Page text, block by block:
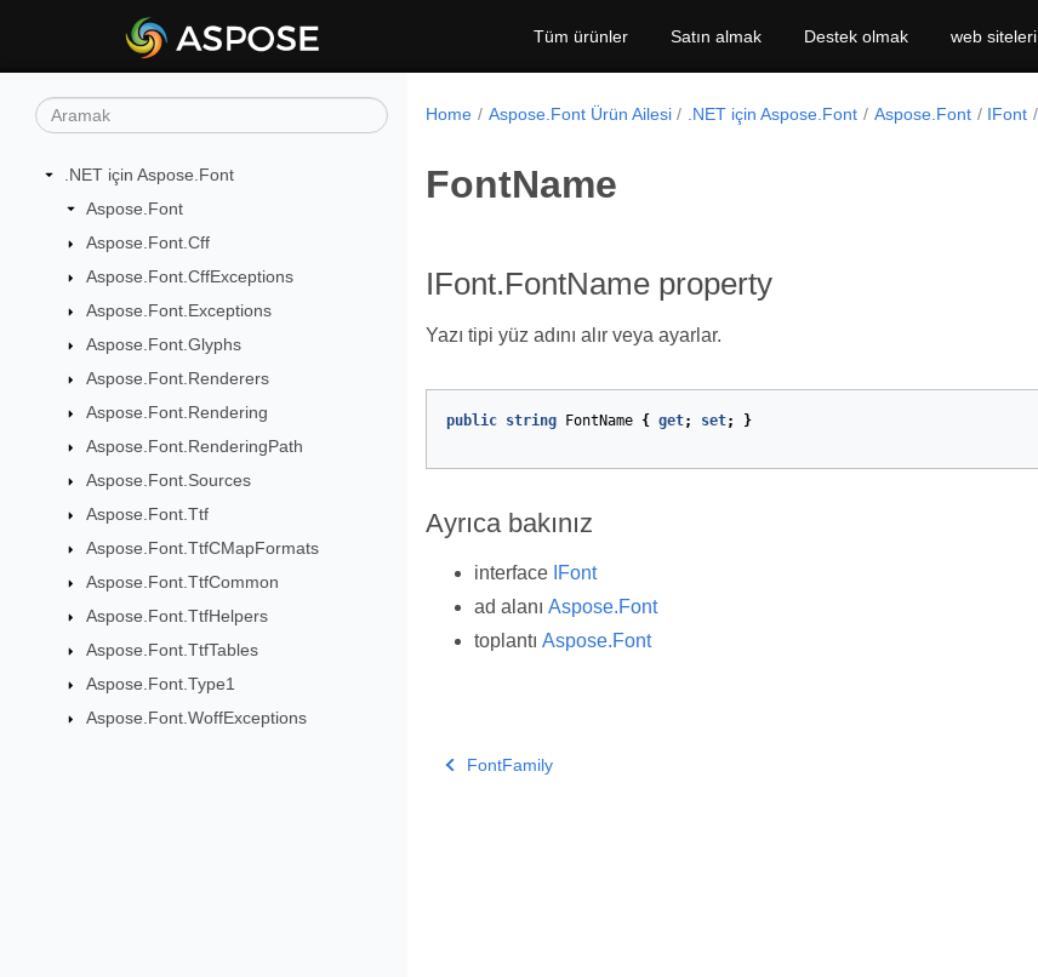
Tüm ürünler Satın almak Destek olmak web siteleri
.NET için Aspose.Font
Aspose.Font
Aspose.Font.Cff
Aspose.Font.CffExceptions
Aspose.Font.Exceptions
Aspose.Font.Glyphs
Aspose.Font.Renderers
Aspose.Font.Rendering
Aspose.Font.RenderingPath
Aspose.Font.Sources
Aspose.Font.Ttf
Aspose.Font.TtfCMapFormats
Aspose.Font.TtfCommon
Aspose.Font.TtfHelpers
Aspose.Font.TtfTables
Aspose.Font.Type1
Aspose.Font.WoffExceptions
Home Aspose.Font Ürün Ailesi .NET için Aspose.Font Aspose.Font IFont
FontName
IFont.FontName property
Yazı tipi yüz adını alır veya ayarlar.
public string FontName { get; set; }
Ayrıca bakınız
interface IFont
ad alanı Aspose.Font
toplantı Aspose.Font
FontFamily